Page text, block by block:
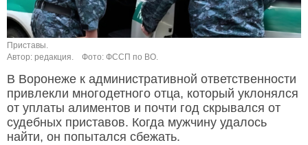
Приставы.
Автор: редакция.
Фото: ФССП по ВО.
В Воронеже к административной ответственности
привлекли многодетного отца, который уклонялся
от уплаты алиментов и почти год скрывался от
судебных приставов. Когда мужчину удалось
найти, он попытался сбежать.